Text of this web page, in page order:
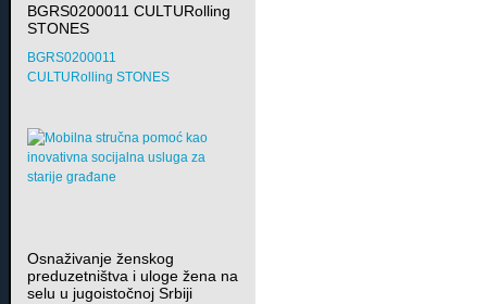
BGRS0200011 CULTURolling
STONES
BGRS0200011
CULTURolling STONES
Osnaživanje ženskog
preduzetništva i uloge žena na
selu u jugoistočnoj Srbiji